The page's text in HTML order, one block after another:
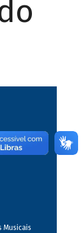
Musicais